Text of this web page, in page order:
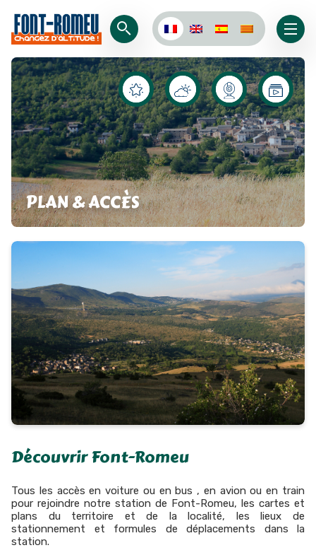
PLAN & ACCÈS
Découvrir Font-Romeu
Tous les accès en voiture ou en bus , en avion ou en train
pour rejoindre notre station de Font-Romeu, les cartes et
plans du territoire et de la localité, les lieux de
stationnement et formules de déplacements dans la
station.